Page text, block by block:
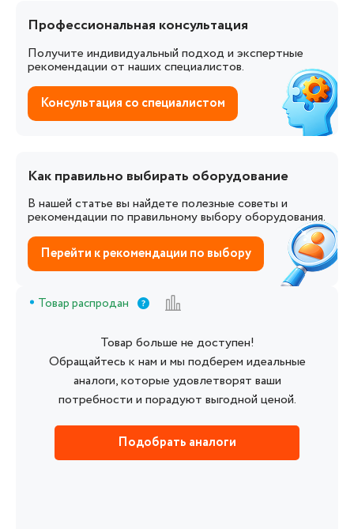
Профессиональная консультация
Получите индивидуальный подход и экспертные
рекомендации от наших специалистов.
Консультация со специалистом
Как правильно выбирать оборудование
В нашей статье вы найдете полезные советы и
рекомендации по правильному выбору оборудования.
Перейти к рекомендации по выбору
Товар распродан
Товар больше не доступен!
Обращайтесь к нам и мы подберем идеальные
аналоги, которые удовлетворят ваши
потребности и порадуют выгодной ценой.
Подобрать аналоги